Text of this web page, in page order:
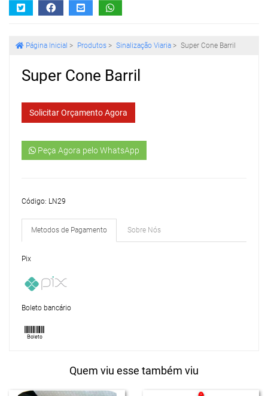
Página Inicial > Produtos > Sinalização Viaria > Super Cone Barril
Super Cone Barril
Solicitar Orçamento Agora
Peça Agora pelo WhatsApp
Código: LN29
Metodos de Pagamento Sobre Nós
Pix
Boleto bancário
Quem viu esse também viu